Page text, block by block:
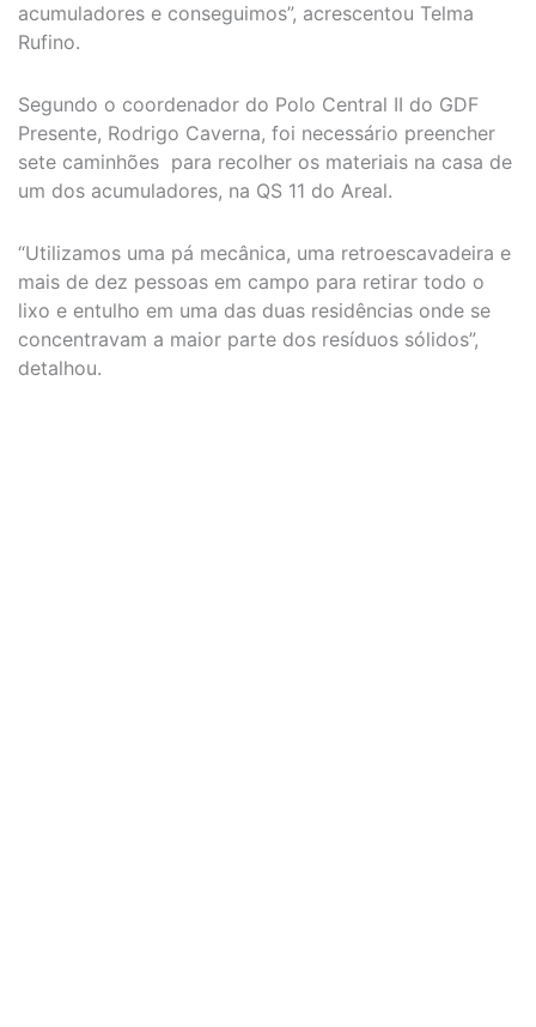
acumuladores e conseguimos”, acrescentou Telma
Rufino.
Segundo o coordenador do Polo Central II do GDF
Presente, Rodrigo Caverna, foi necessário preencher
sete caminhões para recolher os materiais na casa de
um dos acumuladores, na QS 11 do Areal.
“Utilizamos uma pá mecânica, uma retroescavadeira e
mais de dez pessoas em campo para retirar todo o
lixo e entulho em uma das duas residências onde se
concentravam a maior parte dos resíduos sólidos”,
detalhou.